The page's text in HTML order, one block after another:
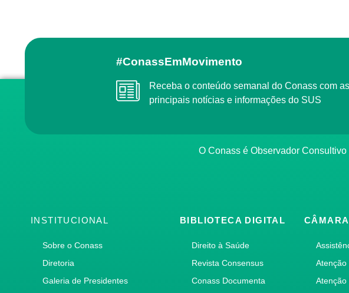
#ConassEmMovimento
Receba o conteúdo semanal do Conass com as
principais notícias e informações do SUS
O Conass é Observador
INSTITUCIONAL
Sobre o Conass
Diretoria
Galeria de Presidentes
BIBLIOTECA DIGITAL
Direito à Saúde
Revista Consensus
Conass Documenta
Atenção
Atenção